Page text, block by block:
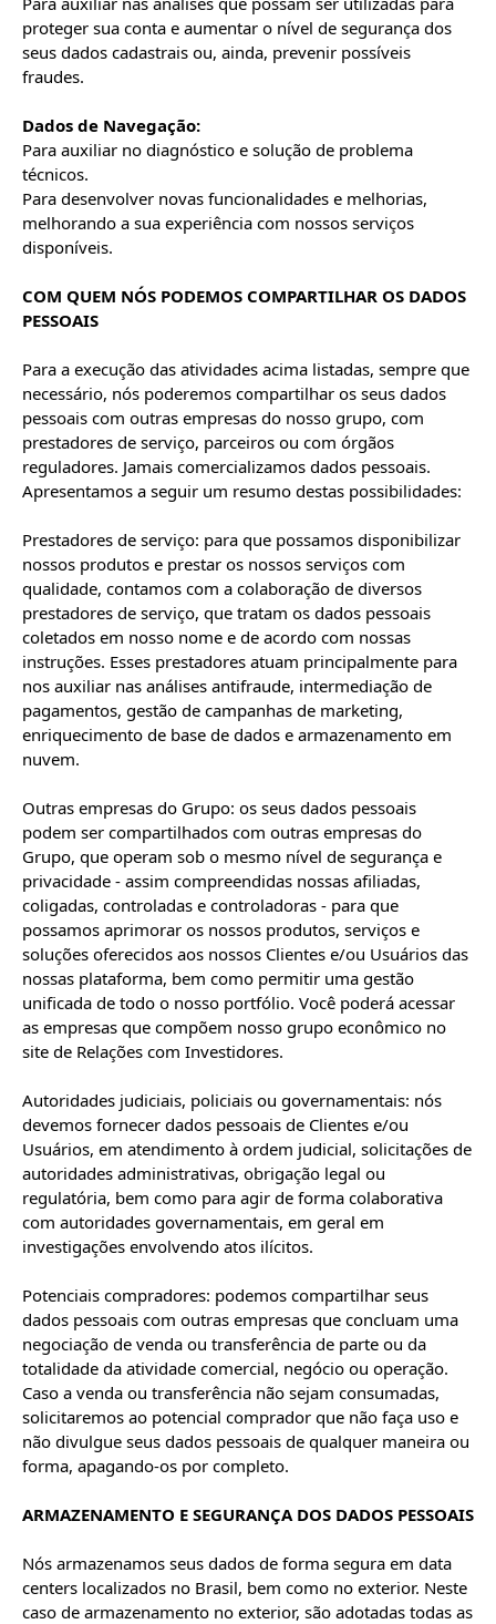
proteger sua conta e aumentar o nível de segurança dos
seus dados cadastrais ou, ainda, prevenir possíveis
fraudes.
Dados de Navegação:
Para auxiliar no diagnóstico e solução de problema
técnicos.
Para desenvolver novas funcionalidades e melhorias,
melhorando a sua experiência com nossos serviços
disponíveis.
COM QUEM NÓS PODEMOS COMPARTILHAR OS DADOS
PESSOAIS
Para a execução das atividades acima listadas, sempre que
necessário, nós poderemos compartilhar os seus dados
pessoais com outras empresas do nosso grupo, com
prestadores de serviço, parceiros ou com órgãos
reguladores. Jamais comercializamos dados pessoais.
Apresentamos a seguir um resumo destas possibilidades:
Prestadores de serviço: para que possamos disponibilizar
nossos produtos e prestar os nossos serviços com
qualidade, contamos com a colaboração de diversos
prestadores de serviço, que tratam os dados pessoais
coletados em nosso nome e de acordo com nossas
instruções. Esses prestadores atuam principalmente para
nos auxiliar nas análises antifraude, intermediação de
pagamentos, gestão de campanhas de marketing,
enriquecimento de base de dados e armazenamento em
nuvem.
Outras empresas do Grupo: os seus dados pessoais
podem ser compartilhados com outras empresas do
Grupo, que operam sob o mesmo nível de segurança e
privacidade - assim compreendidas nossas afiliadas,
coligadas, controladas e controladoras - para que
possamos aprimorar os nossos produtos, serviços e
soluções oferecidos aos nossos Clientes e/ou Usuários das
nossas plataforma, bem como permitir uma gestão
unificada de todo o nosso portfólio. Você poderá acessar
as empresas que compõem nosso grupo econômico no
site de Relações com Investidores.
Autoridades judiciais, policiais ou governamentais: nós
devemos fornecer dados pessoais de Clientes e/ou
Usuários, em atendimento à ordem judicial, solicitações de
autoridades administrativas, obrigação legal ou
regulatória, bem como para agir de forma colaborativa
com autoridades governamentais, em geral em
investigações envolvendo atos ilícitos.
Potenciais compradores: podemos compartilhar seus
dados pessoais com outras empresas que concluam uma
negociação de venda ou transferência de parte ou da
totalidade da atividade comercial, negócio ou operação.
Caso a venda ou transferência não sejam consumadas,
solicitaremos ao potencial comprador que não faça uso e
não divulgue seus dados pessoais de qualquer maneira ou
forma, apagando-os por completo.
ARMAZENAMENTO E SEGURANÇA DOS DADOS PESSOAIS
Nós armazenamos seus dados de forma segura em data
centers localizados no Brasil, bem como no exterior. Neste
caso de armazenamento no exterior, são adotadas todas as